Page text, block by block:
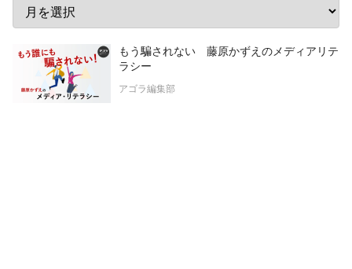
もう騙されない 藤原かずえのメディアリテ
ラシー
アゴラ編集部